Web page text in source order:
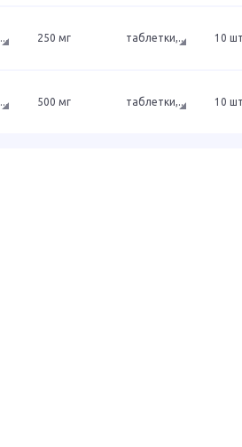
... 250 мг таблетки,... 10
... 500 мг таблетки,... 10